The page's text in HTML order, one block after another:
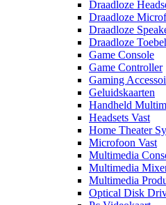
Draadloze
Draadloze
Draadloze
Draadloze
Game Console
Game Controller
Gaming
Geluidskaarten
Handheld
Headsets Vast
Home Theater
Microfoon Vast
Multimedia
Multimedia
Multimedia
Optical Disk